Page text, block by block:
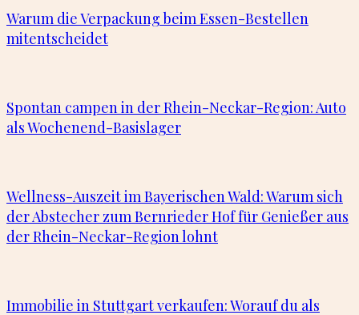
Warum die Verpackung beim Essen-Bestellen
mitentscheidet
Spontan campen in der Rhein-Neckar-Region: Auto
als Wochenend-Basislager
Wellness-Auszeit im Bayerischen Wald: Warum sich
der Abstecher zum Bernrieder Hof für Genießer aus
der Rhein-Neckar-Region lohnt
Immobilie in Stuttgart verkaufen: Worauf du als